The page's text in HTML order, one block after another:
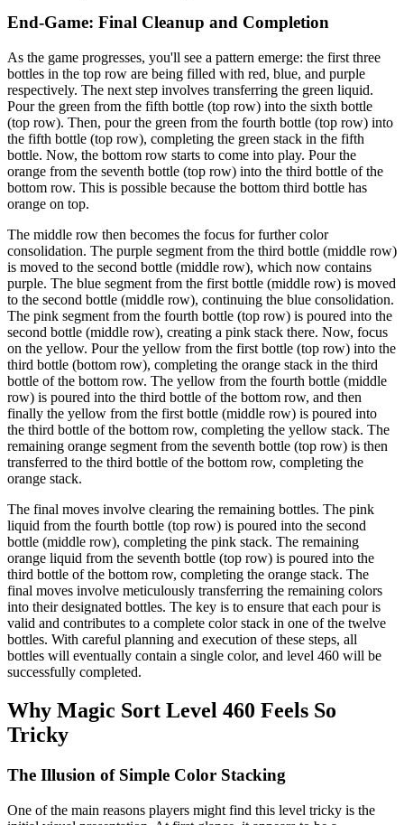
End-Game: Final Cleanup and Completion
As the game progresses, you'll see a pattern emerge: the first three
bottles in the top row are being filled with red, blue, and purple
respectively. The next step involves transferring the green liquid.
Pour the green from the fifth bottle (top row) into the sixth bottle
(top row). Then, pour the green from the fourth bottle (top row) into
the fifth bottle (top row), completing the green stack in the fifth
bottle. Now, the bottom row starts to come into play. Pour the
orange from the seventh bottle (top row) into the third bottle of the
bottom row. This is possible because the bottom third bottle has
orange on top.
The middle row then becomes the focus for further color
consolidation. The purple segment from the third bottle (middle row)
is moved to the second bottle (middle row), which now contains
purple. The blue segment from the first bottle (middle row) is moved
to the second bottle (middle row), continuing the blue consolidation.
The pink segment from the fourth bottle (top row) is poured into the
second bottle (middle row), creating a pink stack there. Now, focus
on the yellow. Pour the yellow from the first bottle (top row) into the
third bottle (bottom row), completing the orange stack in the third
bottle of the bottom row. The yellow from the fourth bottle (middle
row) is poured into the third bottle of the bottom row, and then
finally the yellow from the first bottle (middle row) is poured into
the third bottle of the bottom row, completing the yellow stack. The
remaining orange segment from the seventh bottle (top row) is then
transferred to the third bottle of the bottom row, completing the
orange stack.
The final moves involve clearing the remaining bottles. The pink
liquid from the fourth bottle (top row) is poured into the second
bottle (middle row), completing the pink stack. The remaining
orange liquid from the seventh bottle (top row) is poured into the
third bottle of the bottom row, completing the orange stack. The
final moves involve meticulously transferring the remaining colors
into their designated bottles. The key is to ensure that each pour is
valid and contributes to a complete color stack in one of the twelve
bottles. With careful planning and execution of these steps, all
bottles will eventually contain a single color, and level 460 will be
successfully completed.
Why Magic Sort Level 460 Feels So
Tricky
The Illusion of Simple Color Stacking
One of the main reasons players might find this level tricky is the